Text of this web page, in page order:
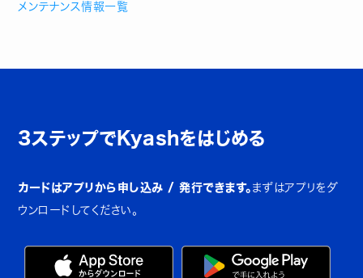
メンテナンス情報一覧
3ステップでKyashをはじめる
カードはアプリから申し込み / 発行できます。 まずはアプリをダ
ウンロードしてください。